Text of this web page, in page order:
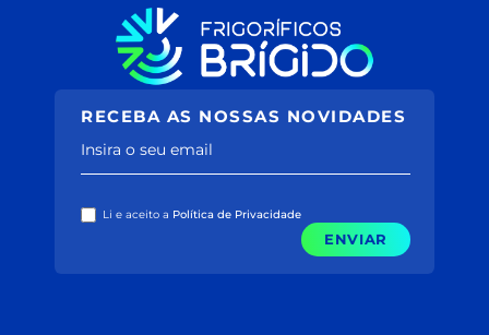
RECEBA AS NOSSAS NOVIDADES
Insira o seu email
Li e aceito a Política de Privacidade
ENVIAR